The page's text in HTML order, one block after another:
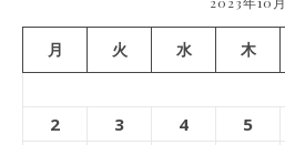
月 火 水 木
2
3 4 5